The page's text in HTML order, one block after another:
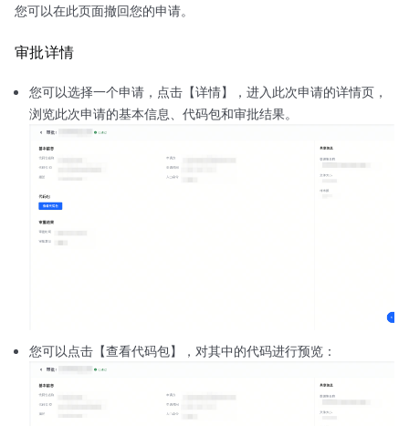
您可以在此页面撤回您的申请。
审批详情
您可以选择一个申请，点击【详情】，进入此次申请的详情页，
浏览此次申请的基本信息、代码包和审批结果。
您可以点击【查看代码包】，对其中的代码进行预览：